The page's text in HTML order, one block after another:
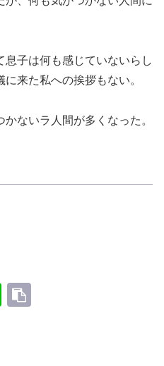
子は何も感じていないらし
来た私への挨拶もない。
ないラ人間が多くなった。